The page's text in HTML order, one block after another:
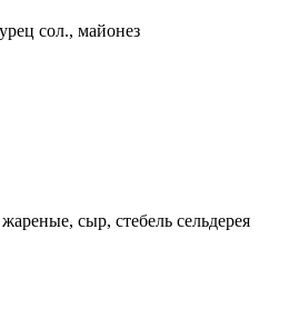
сол., майонез
сыр, стебель сельдерея